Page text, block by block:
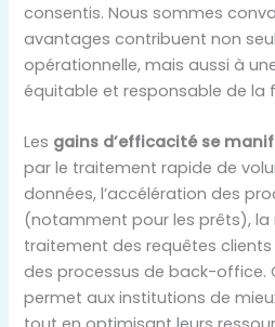
consentis. Nous sommes
avantages contribuent non
opérationnelle, mais aussi à
équitable et responsable de la
Les gains d’efficacité se
par le traitement rapide de
données, l’accélération des
(notamment pour les prêts),
traitement des requêtes
des processus de back-office.
permet aux institutions de